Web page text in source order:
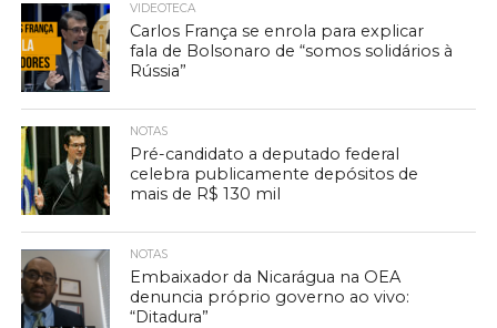
VIDEOTECA
Carlos França se enrola para explicar
fala de Bolsonaro de “somos solidários à
Rússia”
NOTAS
Pré-candidato a deputado federal
celebra publicamente depósitos de
mais de R$ 130 mil
NOTAS
Embaixador da Nicarágua na OEA
denuncia próprio governo ao vivo:
“Ditadura”